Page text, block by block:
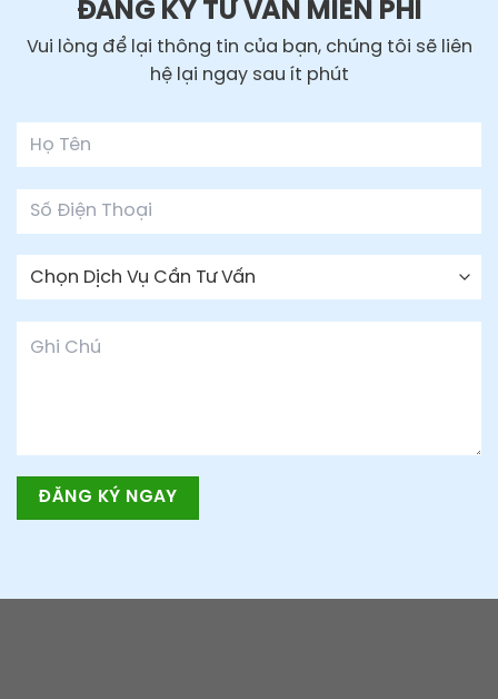
ĐĂNG KÝ TƯ VẤN MIỄN PHÍ
Vui lòng để lại thông tin của bạn, chúng tôi sẽ liên
hệ lại ngay sau ít phút